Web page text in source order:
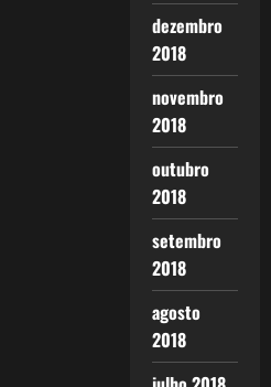
dezembro
2018
novembro
2018
outubro
2018
setembro
2018
agosto
2018